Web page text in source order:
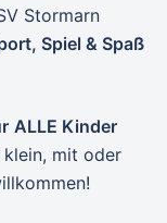
Stormarn
Spiel & Spaß
ALLE Kinder
mit oder